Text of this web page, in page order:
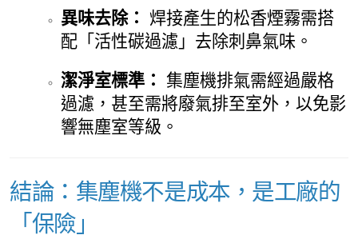
異味去除：
焊接產生的松香煙霧需搭
配「活性碳過濾」去除刺鼻氣味。
潔淨室標準：
集塵機排氣需經過嚴格
過濾，甚至需將廢氣排至室外，以免影
響無塵室等級。
結論：集塵機不是成本，是工廠的
「保險」